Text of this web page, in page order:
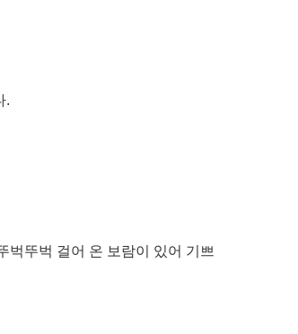
.
벅뚜벅 걸어 온 보람이 있어 기쁘